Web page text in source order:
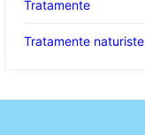
Tratamente
Tratamente naturiste